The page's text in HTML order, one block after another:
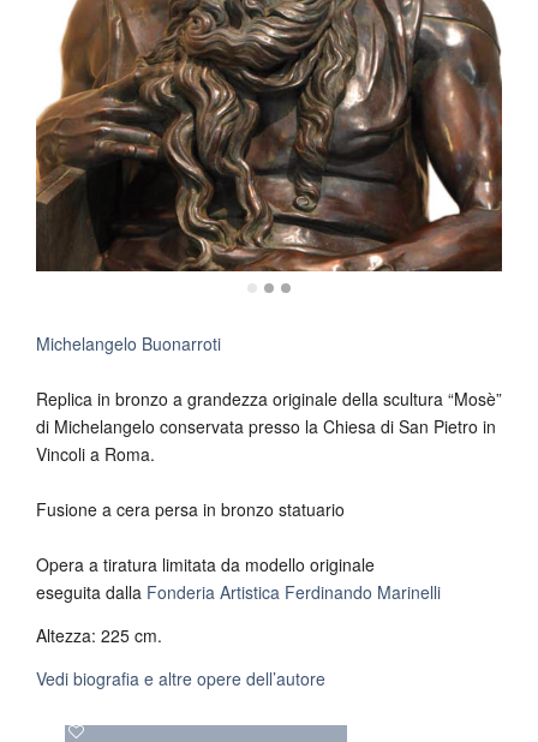
Michelangelo Buonarroti
Replica in bronzo a grandezza originale della scultura “Mosè”
di Michelangelo conservata presso la Chiesa di San Pietro in
Vincoli a Roma.
Fusione a cera persa in bronzo statuario
Opera a tiratura limitata da modello originale
eseguita dalla Fonderia Artistica Ferdinando Marinelli
Altezza: 225 cm.
Vedi biografia e altre opere dell’autore